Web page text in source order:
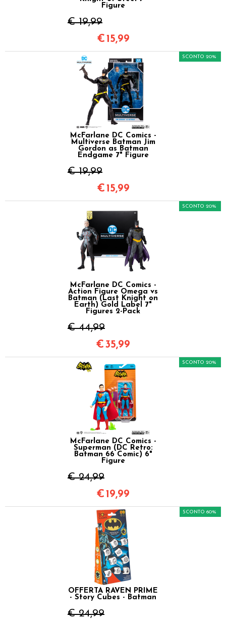
Figure
€ 19,99
€ 15,99
McFarlane DC Comics -
Multiverse Batman Jim
Gordon as Batman
Endgame 7" Figure
€ 19,99
SCONTO 20%
€ 15,99
McFarlane DC Comics -
Action Figure Omega vs
Batman (Last Knight on
Earth) Gold Label 7"
Figures 2-Pack
€ 44,99
SCONTO 20%
€35,99
McFarlane DC Comics -
Superman (DC Retro:
Batman 66 Comic) 6"
Figure
€ 24,99
SCONTO 20%
€ 19,99
OFFERTA RAVEN PRIME
- Story Cubes - Batman
€ 24,99
SCONTO 60%